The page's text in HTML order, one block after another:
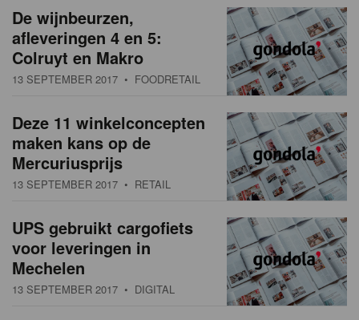
w
s
o
v
e
c
h
De wijnbeurzen,
afleveringen 4 en 5:
Colruyt en Makro
13 SEPTEMBER 2017 • FOODRETAIL
Deze 11 winkelconcepten
maken kans op de
Mercuriusprijs
13 SEPTEMBER 2017 • RETAIL
UPS gebruikt cargofiets
voor leveringen in
Mechelen
13 SEPTEMBER 2017 • DIGITAL
a
t
i
o